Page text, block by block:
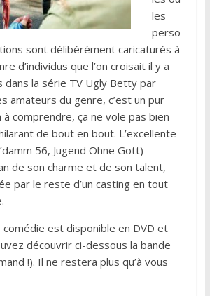
les
perso
sont délibérément caricaturés à
d’individus que l’on croisait il y a
dans la série TV Ugly Betty par
amateurs du genre, c’est un pur
à comprendre, ça ne vole pas bien
de bout en bout. L’excellente
56, Jugend Ohne Gott)
de son charme et de son talent,
par le reste d’un casting en tout
est disponible en DVD et
découvrir ci-dessous la bande
!). Il ne restera plus qu’à vous